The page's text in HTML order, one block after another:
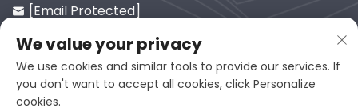
 [email Protected]

Nr. 65-9, Xixi Road, Yanping, Fujia
N, 353001, Kina
We value your privacy
We use cookies and similar tools to provide our services. If
you don't want to accept all cookies, click Personalize
cookies.